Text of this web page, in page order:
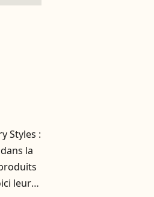
Styles :
la
leurs